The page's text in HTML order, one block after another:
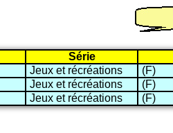
Série
Jeux et récréations (F)
Jeux et récréations (F)
Jeux et récréations (F)